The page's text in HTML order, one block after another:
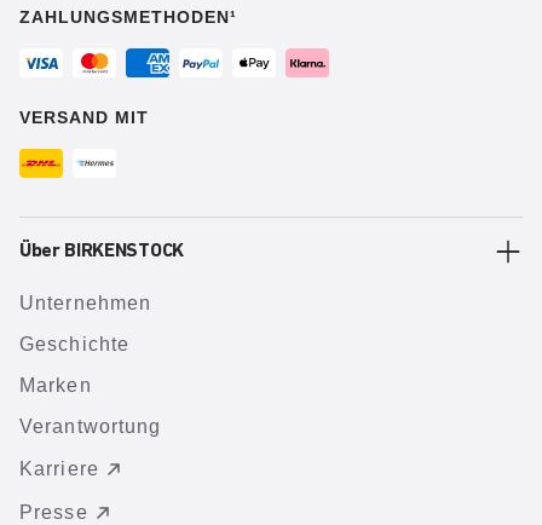
ZAHLUNGSMETHODEN¹
VERSAND MIT
Über BIRKENSTOCK
Unternehmen
Geschichte
Marken
Verantwortung
Karriere
Presse